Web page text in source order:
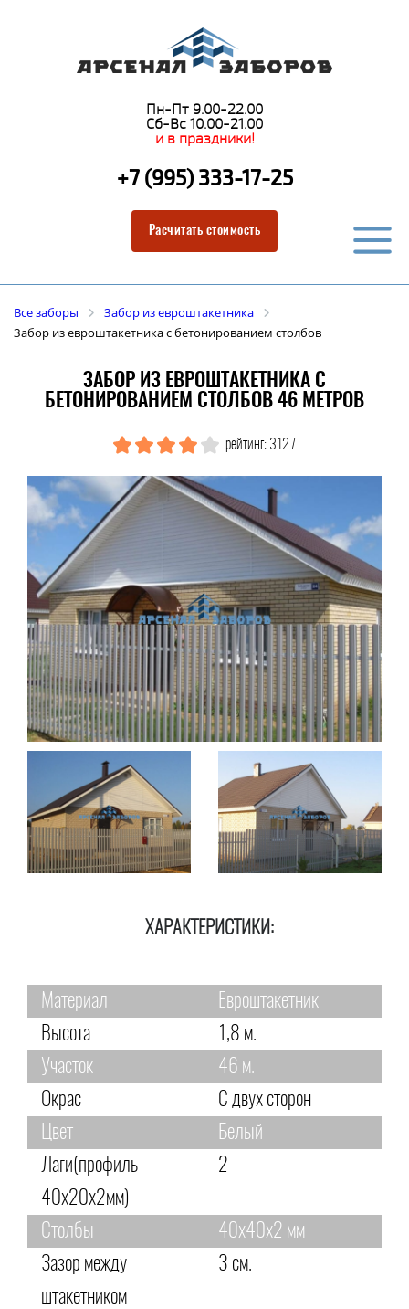
Пн-Пт 9.00-22.00
Сб-Вс 10.00-21.00
и в праздники!
+7 (995) 333-17-25
Расчитать стоимость
Все заборы
Забор из евроштакетника
Забор из евроштакетника с бетонированием столбов
ЗАБОР ИЗ ЕВРОШТАКЕТНИКА С
БЕТОНИРОВАНИЕМ СТОЛБОВ 46 МЕТРОВ
рейтинг: 3127
ХАРАКТЕРИСТИКИ:
Материал
Евроштакетник
Высота
1,8 м.
Участок
46 м.
Окрас
С двух сторон
Цвет
Белый
Лаги(профиль
40х20х2мм)
2
Столбы
40х40х2 мм
Зазор между
штакетником
3 см.